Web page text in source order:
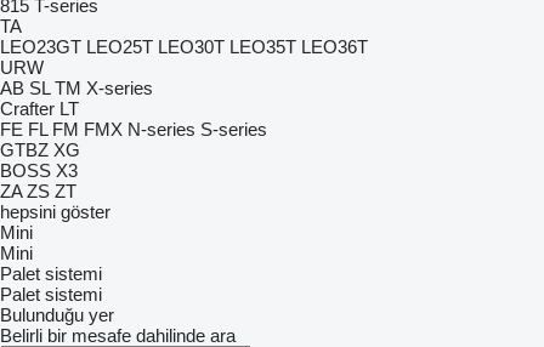
815 T-series
TA
LEO23GT LEO25T LEO30T LEO35T LEO36T
URW
AB SL TM X-series
Crafter LT
FE FL FM FMX N-series S-series
GTBZ XG
BOSS X3
ZA ZS ZT
hepsini göster
Mini
Mini
Palet sistemi
Palet sistemi
Bulunduğu yer
Belirli bir mesafe dahilinde ara